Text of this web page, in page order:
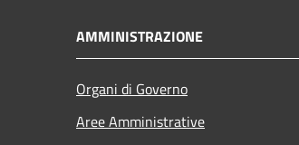
AMMINISTRAZIONE
Organi di Governo
Aree Amministrative